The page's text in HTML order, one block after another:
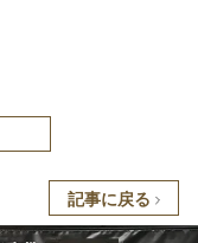
記事に戻る